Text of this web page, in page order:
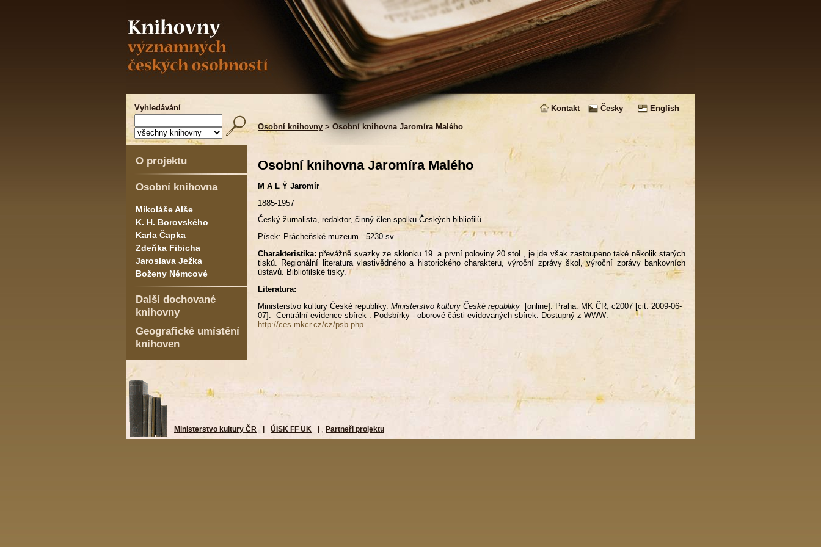
Vyhledávání Kontakt Česky
English
Osobní knihovny > Osobní knihovna Jaromíra Malého
O projektu
Osobní knihovna
Mikoláše Alše
K. H. Borovského
Karla Čapka
Zdeňka Fibicha
Jaroslava Ježka
Boženy Němcové
Další dochované
knihovny
Geografické umístění
knihoven
Osobní knihovna Jaromíra Malého
M A L Ý Jaromír
1885-1957
Český žurnalista, redaktor, činný člen spolku Českých bibliofilů
Písek: Prácheňské muzeum - 5230 sv.
Charakteristika:převážně svazky ze sklonku 19. a první poloviny 20.stol., je jde však zastoupeno také několik starých
tisků. Regionální literatura vlastivědného a historického charakteru, výroční zprávy škol, výroční zprávy bankovních
ústavů. Bibliofilské tisky.
Literatura:
Ministerstvo kultury České republiky. Ministerstvo kultury České republiky [online]. Praha: MK ČR, c2007 [cit. 2009-06-
07]. Centrální evidence sbírek . Podsbírky - oborové části evidovaných sbírek. Dostupný z WWW:
http://ces.mkcr.cz/cz/psb.php
Ministerstvo kultury ČR ÚISK FF UK Partneři projektu